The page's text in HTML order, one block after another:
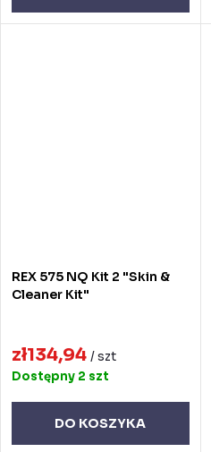
REX 575 NQ Kit 2 "Skin &
Cleaner Kit"
zł134,94 / szt
Dostępny 2 szt
DO KOSZYKA